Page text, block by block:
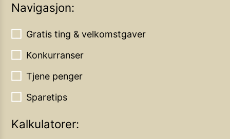
Navigasjon:
Gratis ting & velkomstgaver
Konkurranser
Tjene penger
Sparetips
Kalkulatorer: